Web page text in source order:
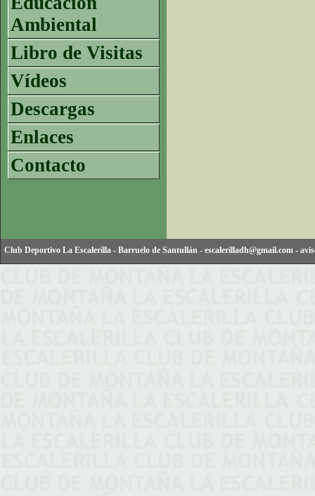
Ambiental
Libro de Visitas
Vídeos
Descargas
Enlaces
Contacto
Club Deportivo La Escalerilla - Barruelo de Santullán - escalerilladh@gmail.com -